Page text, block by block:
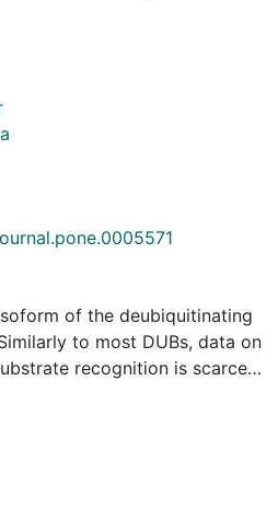
of the deubiquitinating
to most DUBs, data on
recognition is scarce.
three ubiquitin binding
and two ubiquitin-interacting
clear structural homology